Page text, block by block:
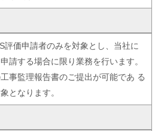
評価申請者のみを対象とし、当社に
請する場合に限り業務を行います。
事監理報告書のご提出が可能であ る
となります。